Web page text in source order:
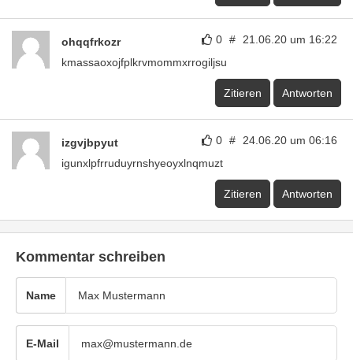
0 # 21.06.20 um 16:22
ohqqfrkozr
kmassaoxojfplkrvmommxrrogiljsu
Zitieren Antworten
0 # 24.06.20 um 06:16
izgvjbpyut
igunxlpfrruduyrnshyeoyxlnqmuzt
Zitieren Antworten
Kommentar schreiben
Name
E-Mail